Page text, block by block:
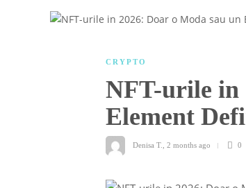
CRYPTO
NFT-urile in
Element
Denisa T. 2 months ago 0